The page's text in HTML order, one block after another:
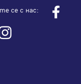
се с нас: